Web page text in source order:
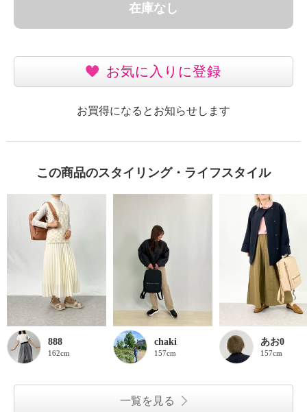
在庫なし
お気に入りに登録
お買得になるとお知らせします
この商品のスタイリング・ライフスタイル
888
162cm
chaki
157cm
あお0
157cm
一覧を見る